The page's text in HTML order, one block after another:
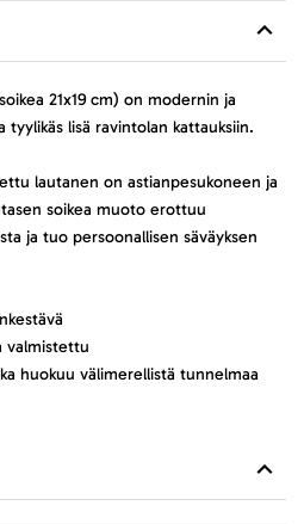
21x19 cm) on modernin ja
tyylikäs lisä ravintolan kattauksiin.
lautanen on astianpesukoneen ja
soikea muoto erottuu
ja tuo persoonallisen säväyksen
valmistettu
huokuu välimerellistä tunnelmaa